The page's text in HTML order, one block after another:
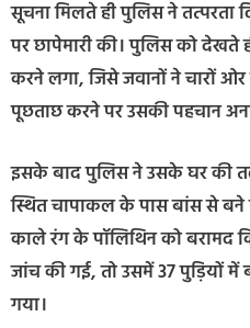
सूचना मिलते ही पुलिस ने
पर छापेमारी की। पुलिस को देखते
करने लगा, जिसे जवानों ने चारों
पूछताछ करने पर उसकी पहचान
इसके बाद पुलिस ने उसके घर की
स्थित चापाकल के पास बांस से
काले रंग के पॉलिथिन को बरामद
जांच की गई, तो उसमें 37 पुड़ियों में
गया।